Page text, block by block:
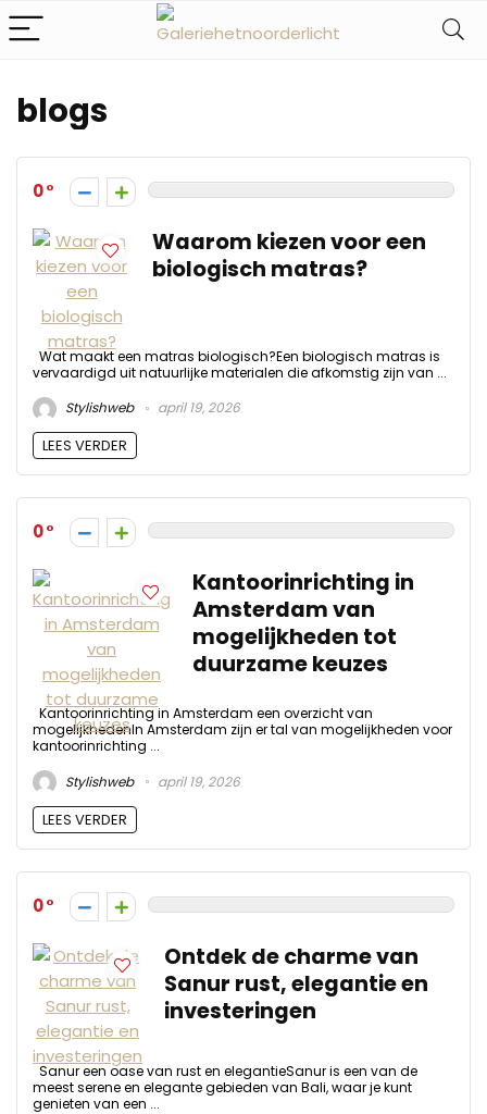
blogs
0
Waarom kiezen voor een
biologisch matras?
Wat maakt een matras biologisch?Een biologisch matras is
vervaardigd uit natuurlijke materialen die afkomstig zijn van ...
Stylishweb
april 19, 2026
LEES VERDER
0
Kantoorinrichting in
Amsterdam van
mogelijkheden tot
duurzame keuzes
Kantoorinrichting in Amsterdam een overzicht van
mogelijkhedenIn Amsterdam zijn er tal van mogelijkheden voor
kantoorinrichting ...
Stylishweb
april 19, 2026
LEES VERDER
0
Ontdek de charme van
Sanur rust, elegantie en
investeringen
Sanur een oase van rust en elegantieSanur is een van de
meest serene en elegante gebieden van Bali, waar je kunt
genieten van een ...